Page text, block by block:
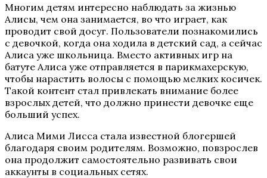
Многим детям интересно наблюдать за жизнью
Алисы, чем она занимается, во что играет, как
проводит свой досуг. Пользователи познакомились
с девочкой, когда она ходила в детский сад, а сейчас
Алиса уже школьница. Вместо активных игр на
батуте Алиса уже отправляется в парикмахерскую,
чтобы нарастить волосы с помощью мелких косичек.
Такой контент стал привлекать внимание более
взрослых детей, что должно принести девочке еще
больший успех.
Алиса Мими Лисса стала известной блогершей
благодаря своим родителям. Возможно, повзрослев
она продолжит самостоятельно развивать свои
аккаунты в социальных сетях.